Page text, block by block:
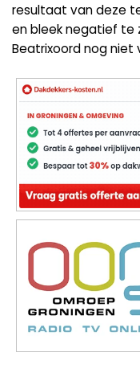
resultaat van deze
en bleek negatief te
Beatrixoord nog niet